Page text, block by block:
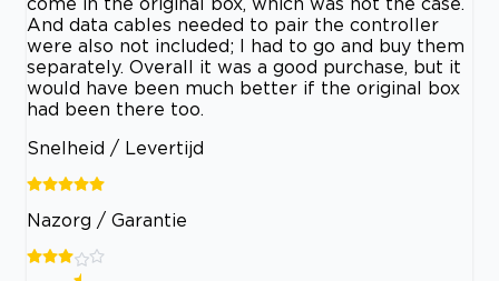
And data cables needed to pair the controller
were also not included; I had to go and buy them
separately. Overall it was a good purchase, but it
would have been much better if the original box
had been there too.
Snelheid / Levertijd
Nazorg / Garantie